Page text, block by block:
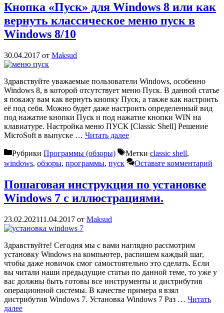
Кнопка «Пуск» для Windows 8 или как
вернуть классическое меню пуск в
Windows 8/10
30.04.2017 от Maksud
Здравствуйте уважаемые пользователи Windows, особенно
Windows 8, в которой отсутствует меню Пуск. В данной статье
я покажу вам как вернуть кнопку Пуск, а также как настроить
её под себя. Можно будет даже настроить определенный вид
под нажатие кнопки Пуск и под нажатие кнопки WIN на
клавиатуре. Настройка меню ПУСК [Classic Shell] Решение
MicroSoft в выпуске … Читать далее
Рубрики Программы (обзоры) Метки classic shell,
windows, обзоры, программы, пуск Оставьте комментарий
Пошаговая инструкция по установке
Windows 7 с иллюстрациями.
23.02.202111.04.2017 от Maksud
Здравствуйте! Сегодня мы с вами наглядно рассмотрим
установку Windows на компьютер, распишем каждый шаг,
чтобы даже новичок смог самостоятельно это сделать. Если
вы читали наши предыдущие статьи по данной теме, то уже у
вас должны быть готовы все инструменты и дистрибутив
операционной системы. В качестве примера я взял
дистрибутив Windows 7. Установка Windows 7 Раз … Читать
далее